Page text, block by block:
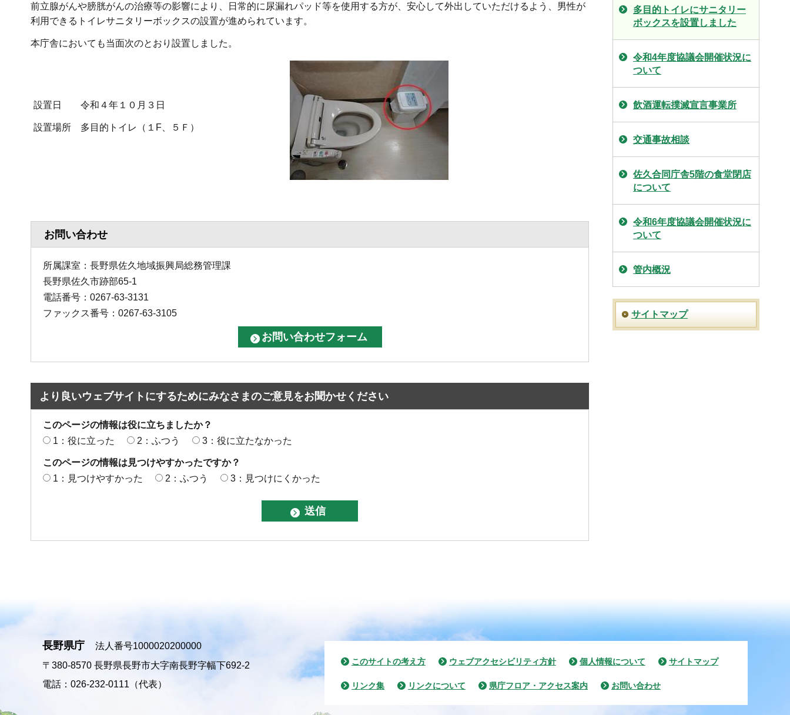
前立腺がんや膀胱がんの治療等の影響により、日常的に尿漏れパッド等を使用する方が、安心して外出していただけるよう、男性が
利用できるトイレサニタリーボックスの設置が進められています。
本庁舎においても当面次のとおり設置しました。
設置日 令和４年１０月３日
設置場所 多目的トイレ（１F、５Ｆ）
お問い合わせ
所属課室：長野県佐久地域振興局総務管理課
長野県佐久市跡部65-1
電話番号：0267-63-3131
ファックス番号：0267-63-3105
より良いウェブサイトにするためにみなさまのご意見をお聞かせください
このページの情報は役に立ちましたか？
1：役に立った
2：ふつう 3：役に立たなかった
このページの情報は見つけやすかったですか？
1：見つけやすかった
2：ふつう 3：見つけにくかった
多目的トイレにサニタリー
ボックスを設置しました
令和4年度協議会開催状況に
ついて
飲酒運転撲滅宣言事業所
交通事故相談
佐久合同庁舎5階の食堂閉店
について
令和6年度協議会開催状況に
ついて
管内概況
サイトマップ
長野県庁
法人番号1000020200000
〒380-8570 長野県長野市大字南長野字幅下692-2
電話：026-232-0111（代表）
このサイトの考え方 ウェブアクセシビリティ方針 個人情報について サイトマップ
リンク集 リンクについて 県庁フロア・アクセス案内 お問い合わせ